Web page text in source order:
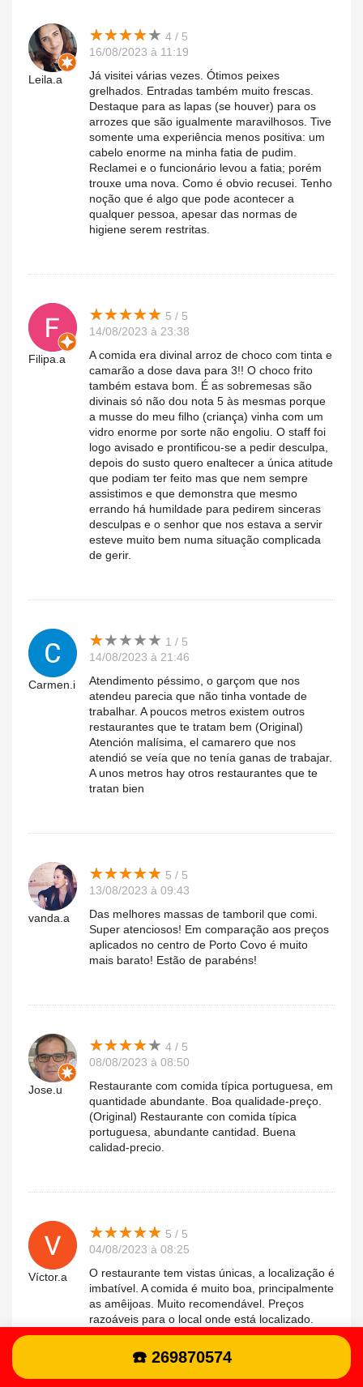
Leila.a
★★★★★
★★★★★ 4 / 5
16/08/2023 à 11:19
Já visitei várias vezes. Ótimos peixes
grelhados. Entradas também muito frescas.
Destaque para as lapas (se houver) para os
arrozes que são igualmente maravilhosos. Tive
somente uma experiência menos positiva: um
cabelo enorme na minha fatia de pudim.
Reclamei e o funcionário levou a fatia; porém
trouxe uma nova. Como é obvio recusei. Tenho
noção que é algo que pode acontecer a
qualquer pessoa, apesar das normas de
higiene serem restritas.
Filipa.a
★★★★★
★★★★★ 5 / 5
14/08/2023 à 23:38
A comida era divinal arroz de choco com tinta e
camarão a dose dava para 3!! O choco frito
também estava bom. É as sobremesas são
divinais só não dou nota 5 às mesmas porque
a musse do meu filho (criança) vinha com um
vidro enorme por sorte não engoliu. O staff foi
logo avisado e prontificou-se a pedir desculpa,
depois do susto quero enaltecer a única atitude
que podiam ter feito mas que nem sempre
assistimos e que demonstra que mesmo
errando há humildade para pedirem sinceras
desculpas e o senhor que nos estava a servir
esteve muito bem numa situação complicada
de gerir.
Carmen.i
★★★★★
★★★★★ 1 / 5
14/08/2023 à 21:46
Atendimento péssimo, o garçom que nos
atendeu parecia que não tinha vontade de
trabalhar. A poucos metros existem outros
restaurantes que te tratam bem (Original)
Atención malísima, el camarero que nos
atendió se veía que no tenía ganas de trabajar.
A unos metros hay otros restaurantes que te
tratan bien
vanda.a
★★★★★
★★★★★ 5 / 5
13/08/2023 à 09:43
Das melhores massas de tamboril que comi.
Super atenciosos! Em comparação aos preços
aplicados no centro de Porto Covo é muito
mais barato! Estão de parabéns!
Jose.u
★★★★★
★★★★★ 4 / 5
08/08/2023 à 08:50
Restaurante com comida típica portuguesa, em
quantidade abundante. Boa qualidade-preço.
(Original) Restaurante con comida típica
portuguesa, abundante cantidad. Buena
calidad-precio.
Víctor.a
★★★★★
★★★★★ 5 / 5
04/08/2023 à 08:25
O restaurante tem vistas únicas, a localização é
imbatível. A comida é muito boa, principalmente
as amêijoas. Muito recomendável. Preços
razoáveis ​​para o local onde está localizado.
(Original) El restaurante tiene unas vistas
únicas, la localización es inmejorable. La
comida está muy buena, en espacial las
almejas. Muy recomendable. Precios
☎️ 269870574